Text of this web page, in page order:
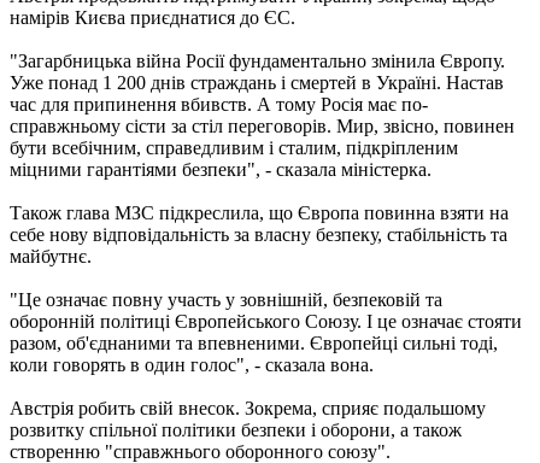
намірів Києва приєднатися до ЄС.
"Загарбницька війна Росії фундаментально змінила Європу.
Уже понад 1 200 днів страждань і смертей в Україні. Настав
час для припинення вбивств. А тому Росія має по-
справжньому сісти за стіл переговорів. Мир, звісно, повинен
бути всебічним, справедливим і сталим, підкріпленим
міцними гарантіями безпеки", - сказала міністерка.
Також глава МЗС підкреслила, що Європа повинна взяти на
себе нову відповідальність за власну безпеку, стабільність та
майбутнє.
"Це означає повну участь у зовнішній, безпековій та
оборонній політиці Європейського Союзу. І це означає стояти
разом, об'єднаними та впевненими. Європейці сильні тоді,
коли говорять в один голос", - сказала вона.
Австрія робить свій внесок. Зокрема, сприяє подальшому
розвитку спільної політики безпеки і оборони, а також
створенню "справжнього оборонного союзу".